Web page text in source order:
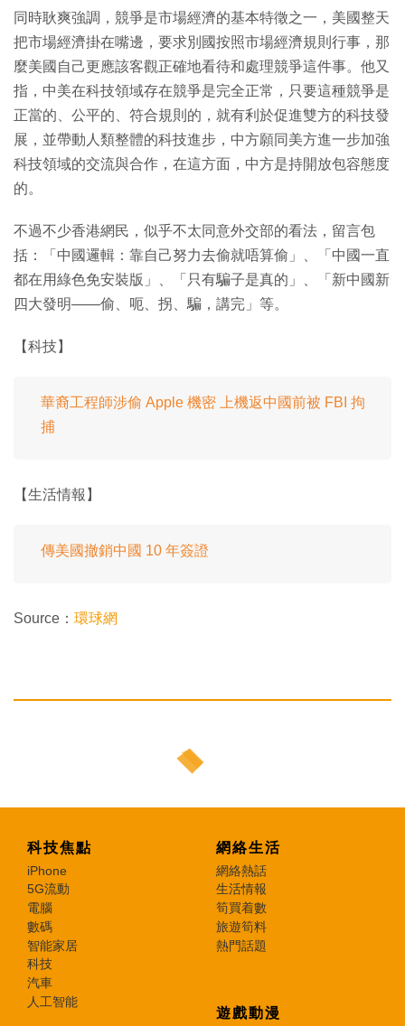
同時耿爽強調，競爭是市場經濟的基本特徵之一，美國整天
把市場經濟掛在嘴邊，要求別國按照市場經濟規則行事，那
麼美國自己更應該客觀正確地看待和處理競爭這件事。他又
指，中美在科技領域存在競爭是完全正常，只要這種競爭是
正當的、公平的、符合規則的，就有利於促進雙方的科技發
展，並帶動人類整體的科技進步，中方願同美方進一步加強
科技領域的交流與合作，在這方面，中方是持開放包容態度
的。
不過不少香港網民，似乎不太同意外交部的看法，留言包
括：「中國邏輯：靠自己努力去偷就唔算偷」、「中國一直
都在用綠色免安裝版」、「只有騙子是真的」、「新中國新
四大發明——偷、呃、拐、騙，講完」等。
【科技】
華裔工程師涉偷 Apple 機密 上機返中國前被 FBI 拘
捕
【生活情報】
傳美國撤銷中國 10 年簽證
Source： 環球網
科技焦點
iPhone
5G流動
電腦
數碼
智能家居
科技
汽車
人工智能
網絡生活
網絡熱話
生活情報
筍買着數
旅遊筍料
熱門話題
遊戲動漫